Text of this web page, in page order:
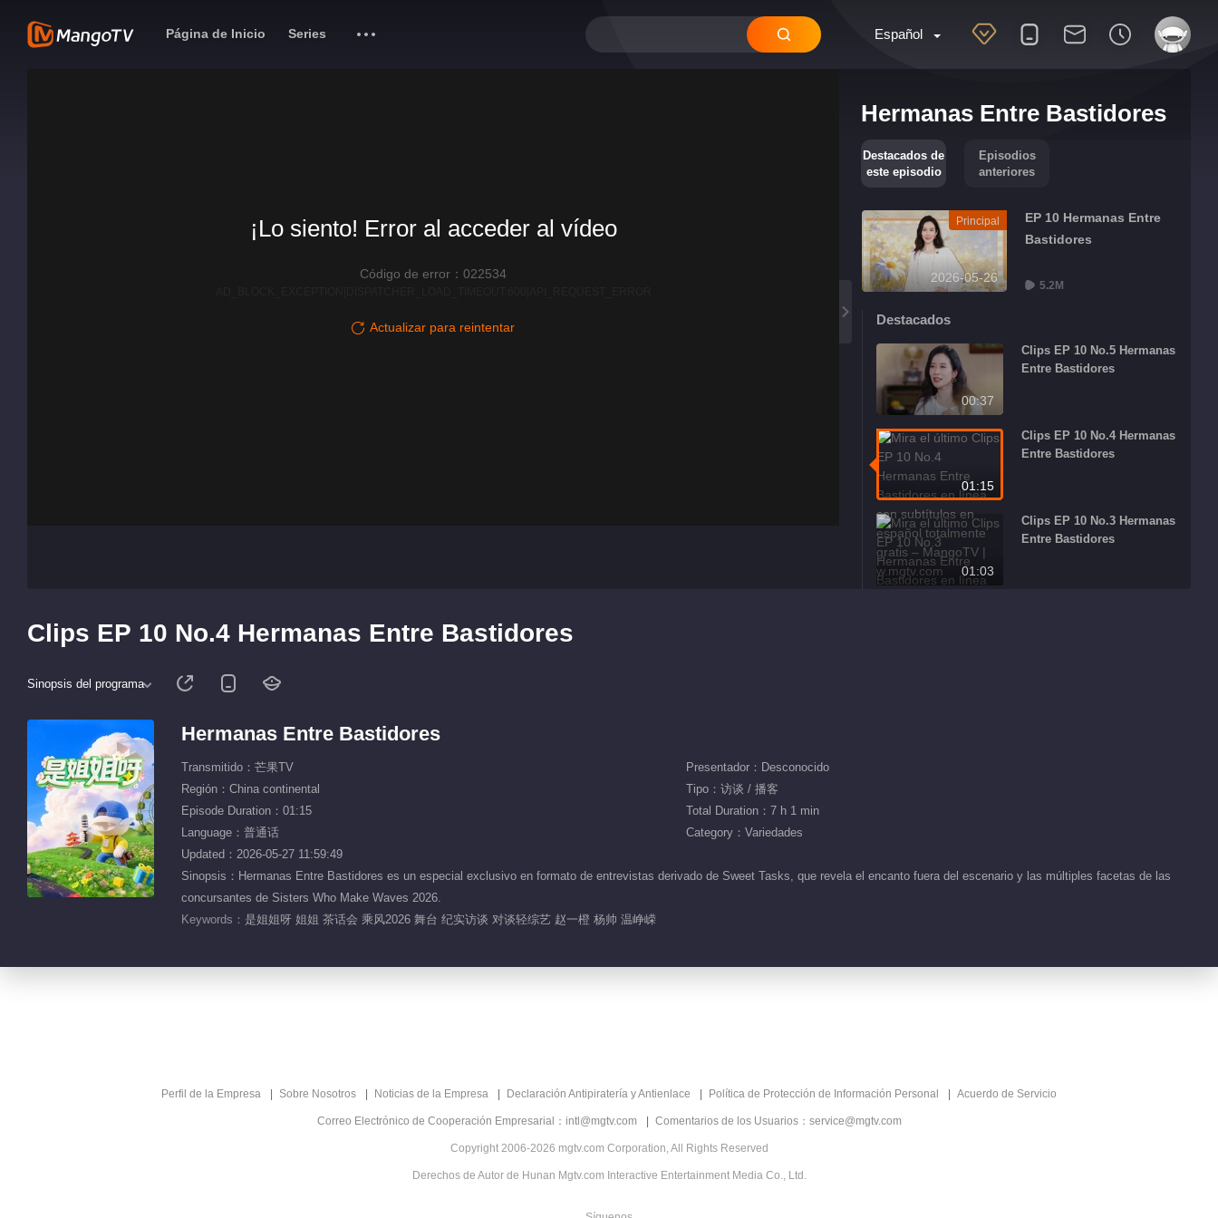
Español
Página de Inicio Series
Hermanas Entre Bastidores
Destacados de
este episodio
Episodios
anteriores
2026-05-26
Principal
EP 10 Hermanas Entre
Bastidores
5.2M
Destacados
00:37
Clips EP 10 No.5 Hermanas
Entre Bastidores
01:15
Clips EP 10 No.4 Hermanas
Entre Bastidores
01:03
Clips EP 10 No.3 Hermanas
Entre Bastidores
¡Lo siento! Error al acceder al vídeo
Código de error：022534
Actualizar para reintentar
Clips EP 10 No.4 Hermanas Entre Bastidores
Sinopsis del programa
Hermanas Entre Bastidores
Transmitido：芒果TV
Presentador：Desconocido
Región：China continental
Tipo：访谈 / 播客
Episode Duration：01:15
Total Duration：7 h 1 min
Language：普通话
Category：Variedades
Updated：2026-05-27 11:59:49
Sinopsis：Hermanas Entre Bastidores es un especial exclusivo en formato de entrevistas derivado de Sweet Tasks, que revela el encanto fuera del escenario y las múltiples facetas de las
concursantes de Sisters Who Make Waves 2026.
Keywords： 是姐姐呀 姐姐 茶话会 乘风2026 舞台 纪实访谈 对谈轻综艺 赵一橙 杨帅 温峥嵘
Perfil de la Empresa Sobre Nosotros Noticias de la Empresa Declaración Antipiratería y Antienlace Política de Protección de Información Personal Acuerdo de Servicio
Correo Electrónico de Cooperación Empresarial：intl@mgtv.com Comentarios de los Usuarios：service@mgtv.com
Copyright 2006-2026 mgtv.com Corporation, All Rights Reserved
Derechos de Autor de Hunan Mgtv.com Interactive Entertainment Media Co., Ltd.